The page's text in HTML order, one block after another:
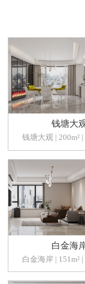
钱塘大
钱塘大观 | 200m²
白金海
白金海岸 | 151m²